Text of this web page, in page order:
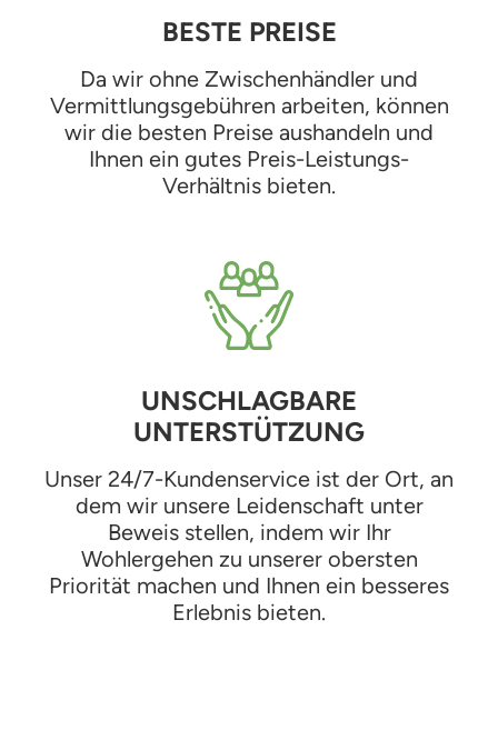
BESTE PREISE
Da wir ohne Zwischenhändler und
Vermittlungsgebühren arbeiten, können
wir die besten Preise aushandeln und
Ihnen ein gutes Preis-Leistungs-
Verhältnis bieten.
UNSCHLAGBARE
UNTERSTÜTZUNG
Unser 24/7-Kundenservice ist der Ort, an
dem wir unsere Leidenschaft unter
Beweis stellen, indem wir Ihr
Wohlergehen zu unserer obersten
Priorität machen und Ihnen ein besseres
Erlebnis bieten.